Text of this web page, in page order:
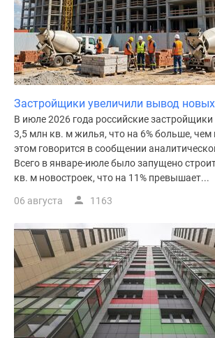
Дома
коттеджи
Коттеджные
поселки
Новой
Москве
Готовые
коттеджные
поселки
Строящиеся
коттеджные
поселки
Коттеджные
поселки
лесу
Коттеджные
поселки
Застройщики увеличили вывод
В июле 2026 года российские
3,5 млн кв. м жилья, что на 6% больше, чем
этом говорится в сообщении
Всего в январе-июле было запущено
кв. м новостроек, что на 11% превышает...
06 августа 1163